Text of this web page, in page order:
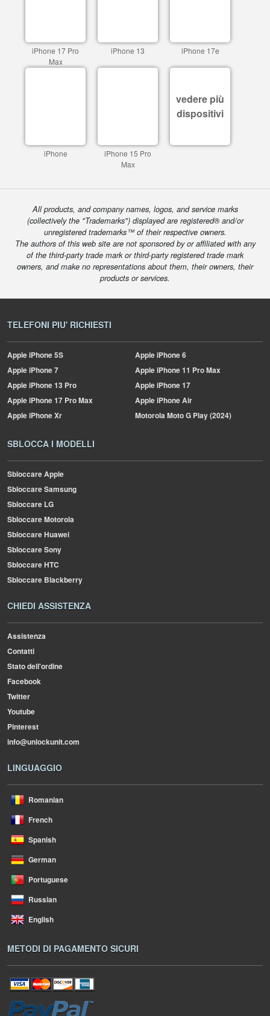
iPhone 17 Pro
Max
iPhone 13 iPhone 17e
iPhone
iPhone 15 Pro
Max
vedere più
dispositivi
All products, and company names, logos, and service marks
(collectively the "Trademarks") displayed are registered® and/or
unregistered trademarks™ of their respective owners.
The authors of this web site are not sponsored by or affiliated with any
of the third-party trade mark or third-party registered trade mark
owners, and make no representations about them, their owners, their
products or services.
TELEFONI PIU' RICHIESTI
AppleiPhone 5S AppleiPhone 6
AppleiPhone 7 AppleiPhone 11 Pro Max
AppleiPhone 13 Pro AppleiPhone 17
AppleiPhone 17 Pro Max AppleiPhone Air
AppleiPhone Xr MotorolaMoto G Play (2024)
SBLOCCA I MODELLI
Sbloccare Apple
Sbloccare Samsung
Sbloccare LG
Sbloccare Motorola
Sbloccare Huawei
Sbloccare Sony
Sbloccare HTC
Sbloccare Blackberry
CHIEDI ASSISTENZA
Assistenza
Contatti
Stato dell'ordine
Facebook
Twitter
Youtube
Pinterest
info@unlockunit.com
LINGUAGGIO
Romanian
French
Spanish
German
Portuguese
Russian
English
METODI DI PAGAMENTO SICURI